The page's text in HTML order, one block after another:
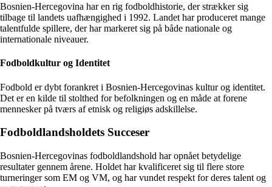
Bosnien-Hercegovina har en rig fodboldhistorie, der strækker sig
tilbage til landets uafhængighed i 1992. Landet har produceret mange
talentfulde spillere, der har markeret sig på både nationale og
internationale niveauer.
Fodboldkultur og Identitet
Fodbold er dybt forankret i Bosnien-Hercegovinas kultur og identitet.
Det er en kilde til stolthed for befolkningen og en måde at forene
mennesker på tværs af etnisk og religiøs adskillelse.
Fodboldlandsholdets Succeser
Bosnien-Hercegovinas fodboldlandshold har opnået betydelige
resultater gennem årene. Holdet har kvalificeret sig til flere store
turneringer som EM og VM, og har vundet respekt for deres talent og